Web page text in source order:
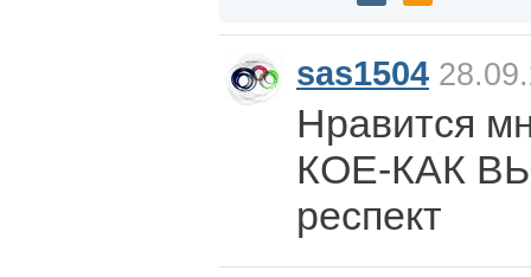
sas1504
Нравится
КОЕ-КАК
респект